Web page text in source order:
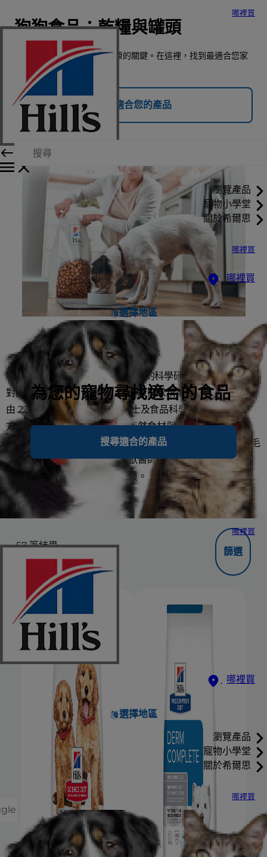
哪裡買
瀏覽產品
寵物小學堂
關於希爾思
哪裡買
哪裡買
選擇地區
為您的寵物尋找適合的食品
搜尋適合的產品
哪裡買
哪裡買
選擇地區
瀏覽產品
寵物小學堂
關於希爾思
哪裡買
狗狗食品：乾糧與罐頭
正確的營養，是毛孩幸福健康的關鍵。在這裡，找到最適合您家
毛孩營養需要的狗飼料。
找到適合您的產品
希爾思的狗狗食品，以超過 80 年的科學研究為基礎，提供針
對狗狗不同生命階段、體型與健康需求精準調配的均衡營養。
由 220 多位獸醫師、營養學博士及食品科學家共同研發配
方，並採用嚴選優質蛋白質、天然食材與獨家ActivBiome+
益菌纖活技術，全面支持狗狗的消化健康、精實肌肉、亮麗毛
髮與免疫系統。希爾思為美國獸醫師首選推薦品牌 #1，讓您
以科學力量給予毛孩最好的照護。
57 筆結果
篩選